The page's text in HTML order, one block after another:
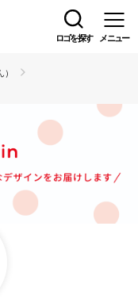
ロゴを探す メニュー